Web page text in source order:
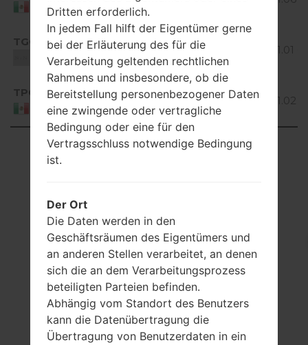
Mexico
TGO
Unknown
H420F10a_01.kdz
Android
Lollipop
1.01
TPO
Mexico
H420F10a_03.kdz
Android
5.0.x
Lollipop
1.02
Showing 1 to 7 of 7 entries
Artikel
LGH420F(LGH420F)
akaLG Spirit Y70
Dritten erforderlich.
In jedem Fall hilft der Eigentümer gerne
bei der Erläuterung des für die
Verarbeitung geltenden rechtlichen
Rahmens und insbesondere, ob die
Bereitstellung personenbezogener Daten
eine zwingende oder vertragliche
Bedingung oder eine für den
Vertragsschluss notwendige Bedingung
ist.
Der Ort
Die Daten werden in den
Geschäftsräumen des Eigentümers und
an anderen Stellen verarbeitet, an denen
sich die an dem Verarbeitungsprozess
beteiligten Parteien befinden.
Abhängig vom Standort des Benutzers
kann die Datenübertragung die
Übertragung von Benutzerdaten in ein